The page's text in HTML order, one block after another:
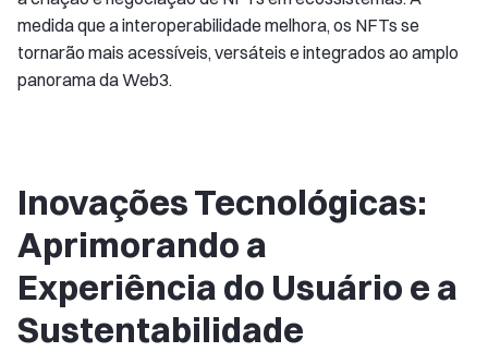
medida que a interoperabilidade melhora, os NFTs se
tornarão mais acessíveis, versáteis e integrados ao amplo
panorama da Web3.
Inovações Tecnológicas:
Aprimorando a
Experiência do Usuário e a
Sustentabilidade